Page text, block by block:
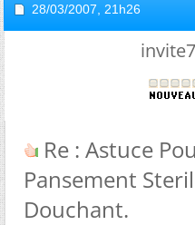
28/03/2007, 21h26
Re : Astuce
Pansement
Douchant.